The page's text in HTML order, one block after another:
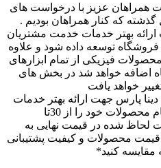
همراهان عزیز با درخواست های
در طول 6 سال گذشته که کنار همراهان بودیم .
بهتر خدمات خدمت مشتریان
توسعه داده شود و علاوه
فیزیکی از تمام ابزارهای
اضافه خواهد شد در بخش های
خواهد یافت
پارس جهت ارائه بهتر خدمات
خدمت مشتریان عزیز. تمام محصولات خود را از 30تا
لحاظ شده در قیمت نهایی به
محصولات و کیفیت پشتیبانی
کنید*